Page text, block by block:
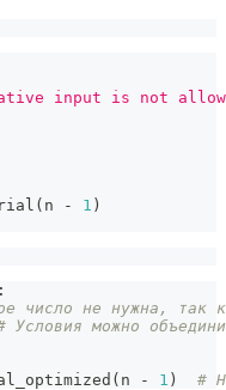
input is not
( n - 1 )
:
число не нужна, так
Условия можно
( n - 1 ) #